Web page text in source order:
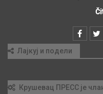
Лајкуј и подели
Крушевац ПРЕСС је